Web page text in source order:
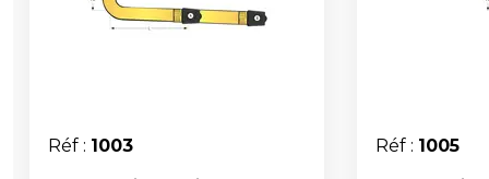
Réf : 1003
Réf : 1005